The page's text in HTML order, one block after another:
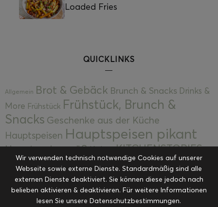
Loaded Fries
QUICKLINKS
Allgemein Brot & Gebäck Brunch & Snacks Drinks &
More Frühstück Frühstück, Brunch &
Snacks Geschenke aus der Küche
Hauptspeisen Hauptspeisen pikant
Hauptspeisen süßKekseKITCHENSTORIES
Kuchen, Torten & Desserts Kuchen und
Desserts Kulinarik Kulinarische Mitbringsel &
Eingemachtes Ohne Kategorie Ostern Resteküche
Wir verwenden technisch notwendige Cookies auf unserer
Webseite sowie externe Dienste. Standardmäßig sind alle
externen Dienste deaktiviert. Sie können diese jedoch nach
belieben aktivieren & deaktivieren. Für weitere Informationen
lesen Sie unsere Datenschutzbestimmungen.